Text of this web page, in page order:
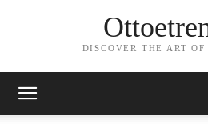
DISCOVER THE ART